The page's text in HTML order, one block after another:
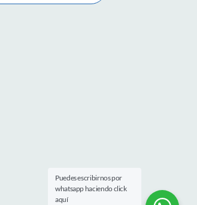
Puedes escribirnos por
whatsapp haciendo click
aquí